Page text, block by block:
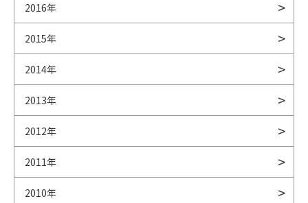
2016年
2015年
2014年
2013年
2012年
2011年
2010年